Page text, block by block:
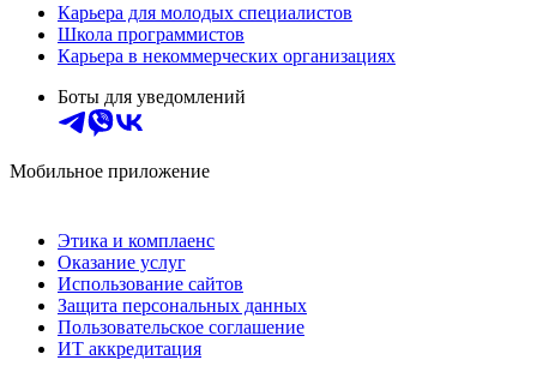
Карьера для молодых специалистов
Школа программистов
Карьера в некоммерческих организациях
Боты для уведомлений
Мобильное приложение
Этика и комплаенс
Оказание услуг
Использование сайтов
Защита персональных данных
Пользовательское соглашение
ИТ аккредитация